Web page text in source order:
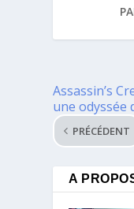
Assassin’s
une odyssée
PRÉCÉDENT
A